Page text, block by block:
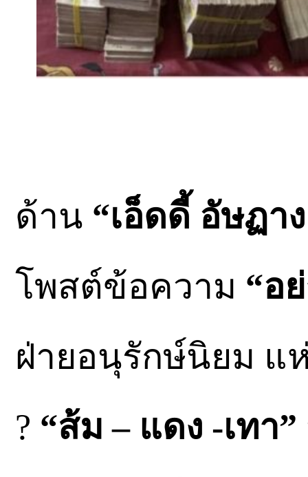
ด้าน “เอ็ดดี้ อัษฏา
โพสต์ข้อความ “อ
ฝ่ายอนุรักษ์นิยม แ
? “ส้ม – แดง -เทา”